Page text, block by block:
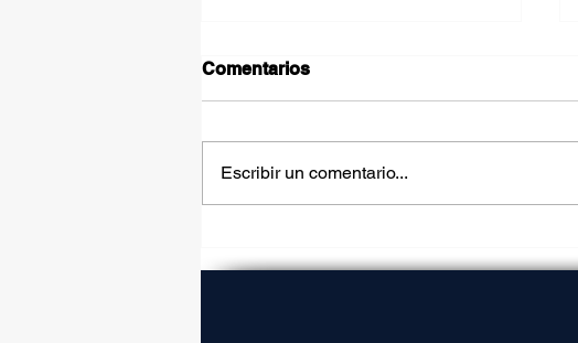
Colombia generará más
Comentarios
Escribir un comentario...